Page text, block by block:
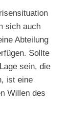
sich auch
Abteilung
Sollte
sein, die
ist eine
Willen des